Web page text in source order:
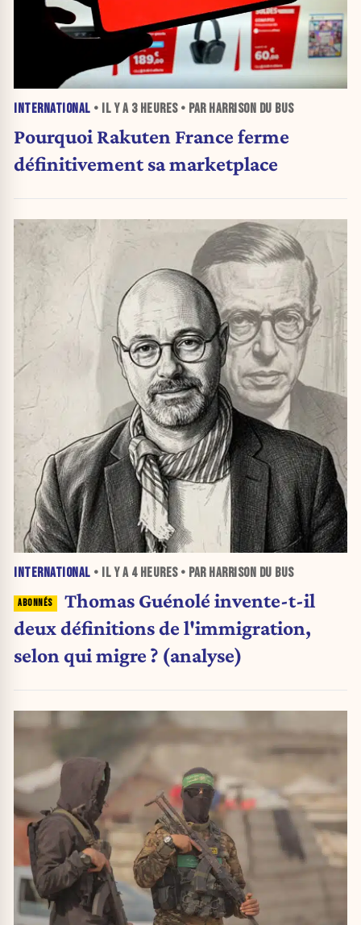
INTERNATIONAL • IL Y A 3 HEURES• PAR HARRISON DU BUS
Pourquoi Rakuten France ferme
définitivement sa marketplace
INTERNATIONAL • IL Y A 4 HEURES• PAR HARRISON DU BUS
Thomas Guénolé invente-t-il
deux définitions de l'immigration,
selon qui migre ? (analyse)